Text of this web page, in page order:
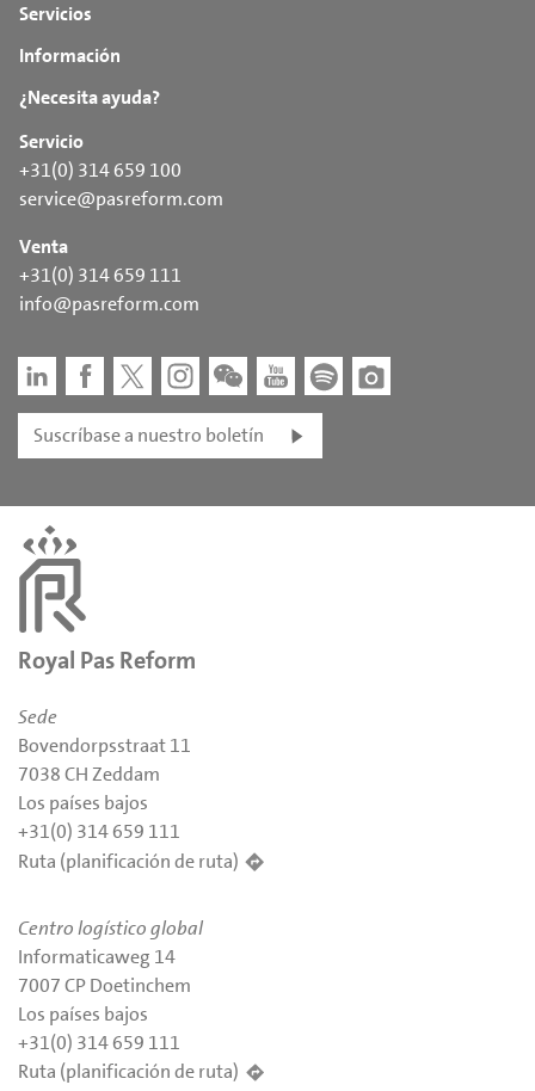
Servicios
Información
¿Necesita ayuda?
Servicio
+31(0) 314 659 100
service@pasreform.com
Venta
+31(0) 314 659 111
info@pasreform.com
Suscríbase a nuestro boletín
Royal Pas Reform
Sede
Bovendorpsstraat 11
7038 CH Zeddam
Los países bajos
+31(0) 314 659 111
Ruta (planificación de ruta)
Centro logístico global
Informaticaweg 14
7007 CP Doetinchem
Los países bajos
+31(0) 314 659 111
Ruta (planificación de ruta)